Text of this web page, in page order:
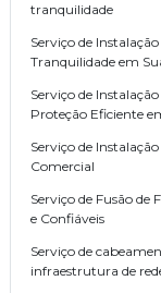
tranquilidade
Serviço de
Tranquilidade em
Serviço de
Proteção Eficiente
Serviço de
Comercial
Serviço de Fusão
e Confiáveis
Serviço de
infraestrutura de